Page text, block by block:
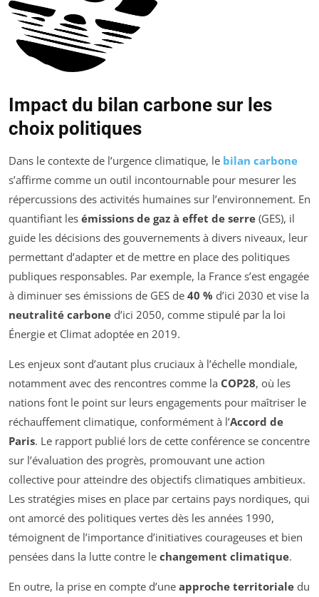
Impact du bilan carbone sur les
choix politiques
Dans le contexte de l’urgence climatique, le bilan carbone
s’affirme comme un outil incontournable pour mesurer les
répercussions des activités humaines sur l’environnement. En
quantifiant les émissions de gaz à effet de serre (GES), il
guide les décisions des gouvernements à divers niveaux, leur
permettant d’adapter et de mettre en place des politiques
publiques responsables. Par exemple, la France s’est engagée
à diminuer ses émissions de GES de 40 % d’ici 2030 et vise la
neutralité carbone d’ici 2050, comme stipulé par la loi
Énergie et Climat adoptée en 2019.
Les enjeux sont d’autant plus cruciaux à l’échelle mondiale,
notamment avec des rencontres comme la COP28, où les
nations font le point sur leurs engagements pour maîtriser le
réchauffement climatique, conformément à l’Accord de
Paris. Le rapport publié lors de cette conférence se concentre
sur l’évaluation des progrès, promouvant une action
collective pour atteindre des objectifs climatiques ambitieux.
Les stratégies mises en place par certains pays nordiques, qui
ont amorcé des politiques vertes dès les années 1990,
témoignent de l’importance d’initiatives courageuses et bien
pensées dans la lutte contre le changement climatique.
En outre, la prise en compte d’une approche territoriale du